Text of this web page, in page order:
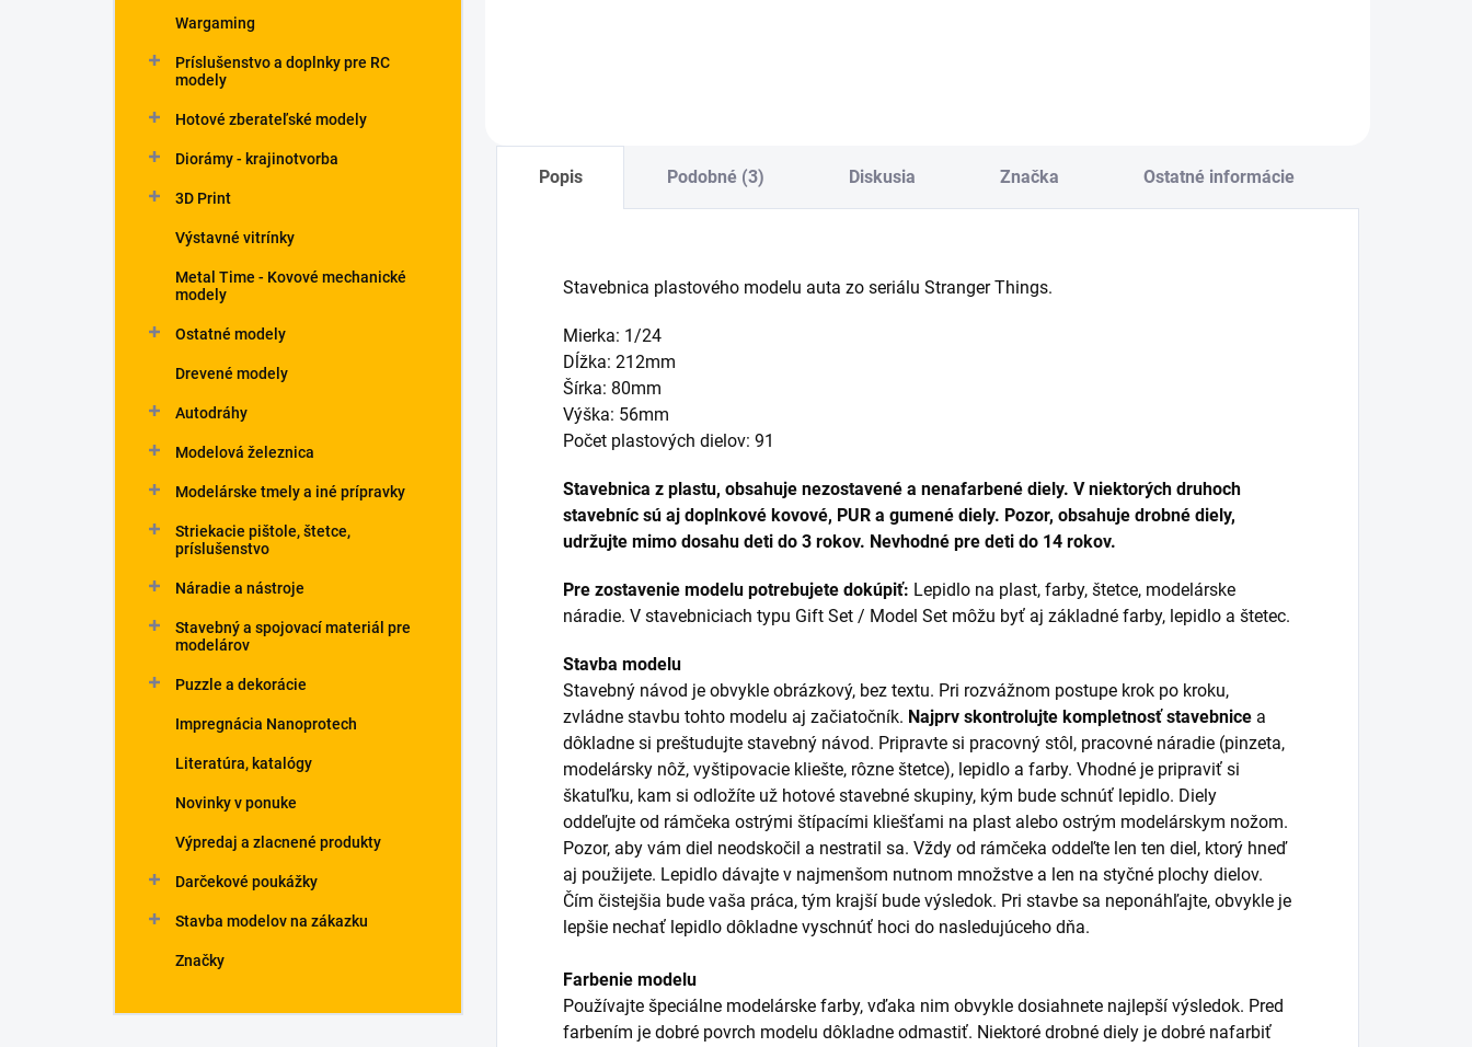
Wargaming
Príslušenstvo a doplnky pre RC
modely
Hotové zberateľské modely
Diorámy - krajinotvorba
3D Print
Výstavné vitrínky
Metal Time - Kovové mechanické
modely
Ostatné modely
Drevené modely
Autodráhy
Modelová železnica
Modelárske tmely a iné prípravky
Striekacie pištole, štetce,
príslušenstvo
Náradie a nástroje
Stavebný a spojovací materiál pre
modelárov
Puzzle a dekorácie
Impregnácia Nanoprotech
Literatúra, katalógy
Novinky v ponuke
Výpredaj a zlacnené produkty
Darčekové poukážky
Stavba modelov na zákazku
Značky
Popis Podobné (3) Diskusia Značka Ostatné informácie
Stavebnica plastového modelu auta zo seriálu Stranger Things.
Mierka: 1/24
Dĺžka: 212mm
Šírka: 80mm
Výška: 56mm
Počet plastových dielov: 91
Stavebnica z plastu, obsahuje nezostavené a nenafarbené diely. V niektorých druhoch
stavebníc sú aj doplnkové kovové, PUR a gumené diely. Pozor, obsahuje drobné diely,
udržujte mimo dosahu deti do 3 rokov. Nevhodné pre deti do 14 rokov.
Pre zostavenie modelu potrebujete dokúpiť: Lepidlo na plast, farby, štetce, modelárske
náradie. V stavebniciach typu Gift Set / Model Set môžu byť aj základné farby, lepidlo a štetec.
Stavba modelu
Stavebný návod je obvykle obrázkový, bez textu. Pri rozvážnom postupe krok po kroku,
zvládne stavbu tohto modelu aj začiatočník. Najprv skontrolujte kompletnosť stavebnice a
dôkladne si preštudujte stavebný návod. Pripravte si pracovný stôl, pracovné náradie (pinzeta,
modelársky nôž, vyštipovacie kliešte, rôzne štetce), lepidlo a farby. Vhodné je pripraviť si
škatuľku, kam si odložíte už hotové stavebné skupiny, kým bude schnúť lepidlo. Diely
oddeľujte od rámčeka ostrými štípacími kliešťami na plast alebo ostrým modelárskym nožom.
Pozor, aby vám diel neodskočil a nestratil sa. Vždy od rámčeka oddeľte len ten diel, ktorý hneď
aj použijete. Lepidlo dávajte v najmenšom nutnom množstve a len na styčné plochy dielov.
Čím čistejšia bude vaša práca, tým krajší bude výsledok. Pri stavbe sa neponáhľajte, obvykle je
lepšie nechať lepidlo dôkladne vyschnúť hoci do nasledujúceho dňa.
Farbenie modelu
Používajte špeciálne modelárske farby, vďaka nim obvykle dosiahnete najlepší výsledok. Pred
farbením je dobré povrch modelu dôkladne odmastiť. Niektoré drobné diely je dobré nafarbiť